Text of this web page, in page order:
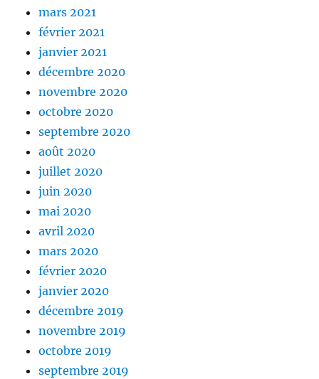
mars 2021
février 2021
janvier 2021
décembre 2020
novembre 2020
octobre 2020
septembre 2020
août 2020
juillet 2020
juin 2020
mai 2020
avril 2020
mars 2020
février 2020
janvier 2020
décembre 2019
novembre 2019
octobre 2019
septembre 2019